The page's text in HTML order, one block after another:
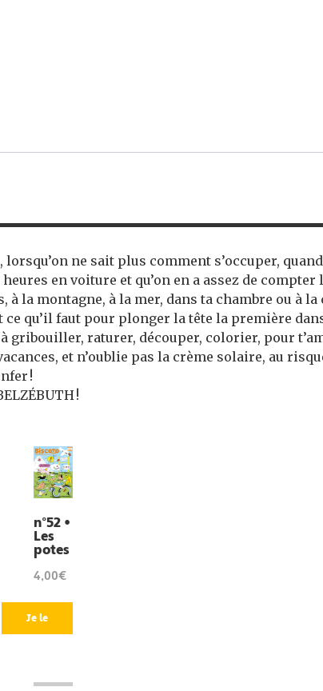
lorsqu’on ne sait plus comment s’occuper,
en voiture et qu’on en a assez de
à la montagne, à la mer, dans ta chambre ou à
qu’il faut pour plonger la tête la première
gribouiller, raturer, découper, colorier, pour
et n’oublie pas la crème solaire, au
!
!
n°52 •
Les
potes
4,00€
Je le